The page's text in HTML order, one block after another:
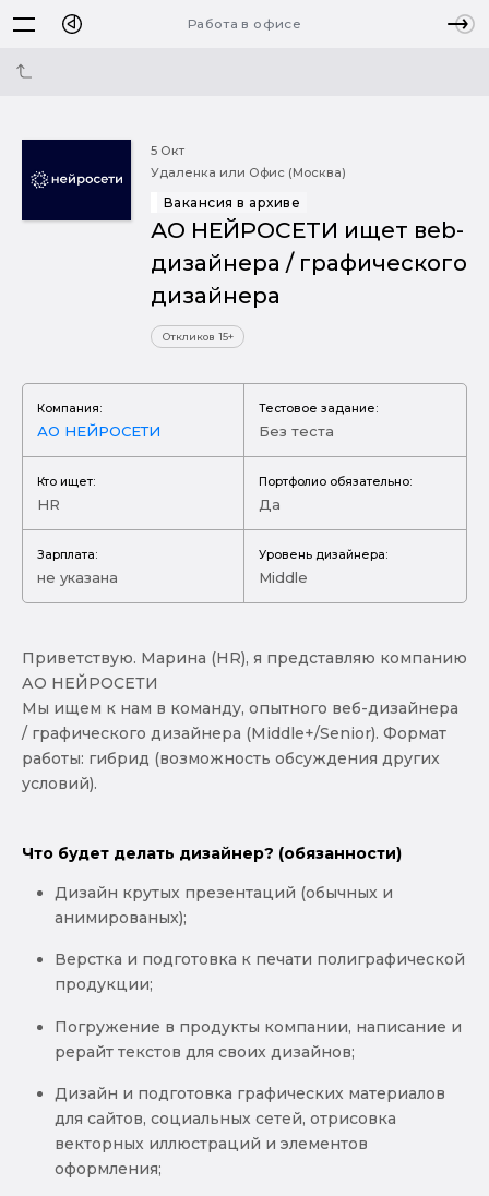
Работа в офисе
5 Окт
Удаленка или Офис (Москва)
Вакансия в архиве
АО НЕЙРОСЕТИ ищет вeb-
дизайнера / графического
дизайнера
Откликов 15+
Компания:
АО НЕЙРОСЕТИ
Тестовое задание:
Без теста
Кто ищет:
HR
Портфолио обязательно:
Да
Зарплата:
не указана
Уровень дизайнера:
Middle
Приветствую. Марина (HR), я представляю компанию
АО НЕЙРОСЕТИ
Мы ищем к нам в команду, опытного веб-дизайнера
/ графического дизайнера (Middle+/Senior). Формат
работы: гибрид (возможность обсуждения других
условий).
Что будет делать дизайнер? (обязанности)
Дизайн крутых презентаций (обычных и
анимированых);
Верстка и подготовка к печати полиграфической
продукции;
Погружение в продукты компании, написание и
рерайт текстов для своих дизайнов;
Дизайн и подготовка графических материалов
для сайтов, социальных сетей, отрисовка
векторных иллюстраций и элементов
оформления;